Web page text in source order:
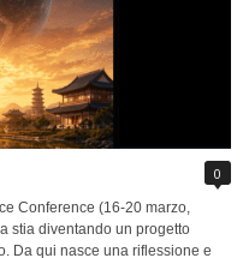
0
Conference (16-20 marzo,
stia diventando un progetto
Da qui nasce una riflessione e